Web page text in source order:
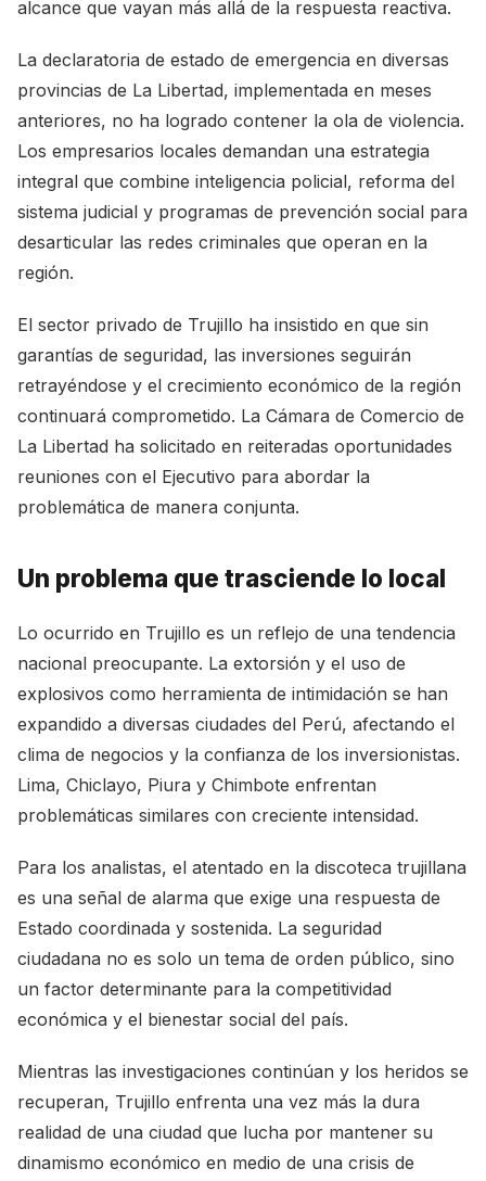
alcance que vayan más allá de la respuesta reactiva.
La declaratoria de estado de emergencia en diversas
provincias de La Libertad, implementada en meses
anteriores, no ha logrado contener la ola de violencia.
Los empresarios locales demandan una estrategia
integral que combine inteligencia policial, reforma del
sistema judicial y programas de prevención social para
desarticular las redes criminales que operan en la
región.
El sector privado de Trujillo ha insistido en que sin
garantías de seguridad, las inversiones seguirán
retrayéndose y el crecimiento económico de la región
continuará comprometido. La Cámara de Comercio de
La Libertad ha solicitado en reiteradas oportunidades
reuniones con el Ejecutivo para abordar la
problemática de manera conjunta.
Un problema que trasciende lo local
Lo ocurrido en Trujillo es un reflejo de una tendencia
nacional preocupante. La extorsión y el uso de
explosivos como herramienta de intimidación se han
expandido a diversas ciudades del Perú, afectando el
clima de negocios y la confianza de los inversionistas.
Lima, Chiclayo, Piura y Chimbote enfrentan
problemáticas similares con creciente intensidad.
Para los analistas, el atentado en la discoteca trujillana
es una señal de alarma que exige una respuesta de
Estado coordinada y sostenida. La seguridad
ciudadana no es solo un tema de orden público, sino
un factor determinante para la competitividad
económica y el bienestar social del país.
Mientras las investigaciones continúan y los heridos se
recuperan, Trujillo enfrenta una vez más la dura
realidad de una ciudad que lucha por mantener su
dinamismo económico en medio de una crisis de